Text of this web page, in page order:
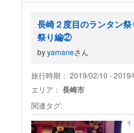
長崎２度目のランタン
祭り編②
byyamaneさん
旅行時期： 2019/02/10 - 2019/
エリア： 長崎市
関連タグ: